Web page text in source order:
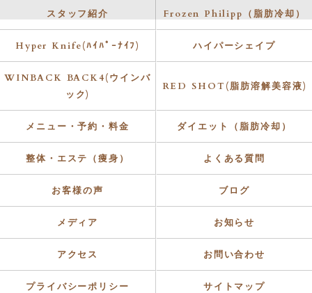
スタッフ紹介 Frozen Philipp（脂肪冷却）
Hyper Knife(ﾊｲﾊﾟｰﾅｲﾌ) ハイパーシェイプ
WINBACK BACK4(ウインバ
ック)
RED SHOT(脂肪溶解美容液)
メニュー・予約・料金 ダイエット（脂肪冷却）
整体・エステ（痩身） よくある質問
お客様の声 ブログ
メディア お知らせ
アクセス お問い合わせ
プライバシーポリシー サイトマップ